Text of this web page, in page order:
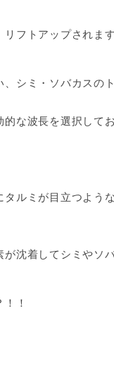
リフトアップされま
シミ・ソバカスの
な波長を選択して
ルミが目立つよう
沈着してシミやソ
！